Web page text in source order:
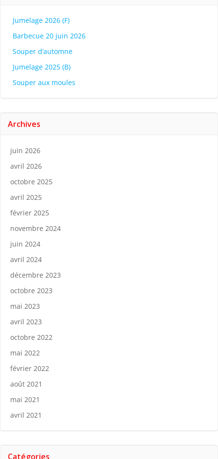
Jumelage 2026 (F)
Barbecue 20 juin 2026
Souper d’automne
Jumelage 2025 (B)
Souper aux moules
Archives
juin 2026
avril 2026
octobre 2025
avril 2025
février 2025
novembre 2024
juin 2024
avril 2024
décembre 2023
octobre 2023
mai 2023
avril 2023
octobre 2022
mai 2022
février 2022
août 2021
mai 2021
avril 2021
Catégories